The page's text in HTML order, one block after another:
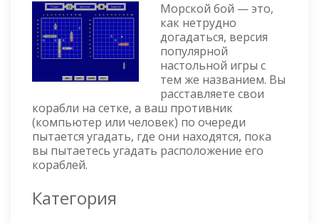
Морской бой — это,
как нетрудно
догадаться, версия
популярной
настольной игры с
тем же названием. Вы
расставляете свои
корабли на сетке, а ваш противник
(компьютер или человек) по очереди
пытается угадать, где они находятся, пока
вы пытаетесь угадать расположение его
кораблей.
Категория